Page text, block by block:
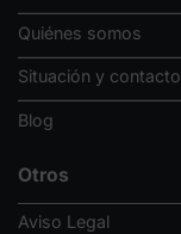
Quiénes somos
Situación y contacto
Blog
Otros
Aviso Legal